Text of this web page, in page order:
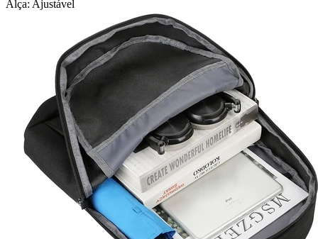
Alça: Ajustável